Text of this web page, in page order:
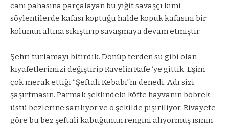
canı pahasına parçalayan bu yiğit savaşçı kimi
söylentilerde kafası koptuğu halde kopuk kafasını bir
kolunun altına sıkıştırıp savaşmaya devam etmiştir.
Şehri turlamayı bitirdik. Dönüp terden su gibi olan
kıyafetlerimizi değiştirip Ravelin Kafe ‘ye gittik. Eşim
çok merak ettiği “Şeftali Kebabı”nı denedi. Adı sizi
şaşırtmasın. Parmak şeklindeki köfte hayvanın böbrek
üstü bezlerine sarılıyor ve o şekilde pişiriliyor. Rivayete
göre bu bez şeftali kabuğunun rengini alıyormuş ısının